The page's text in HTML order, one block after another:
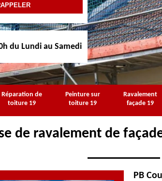
du Lundi au Samedi
Réparation de
toiture 19
Peinture sur
toiture 19
Ravalement
façade 19
de ravalement de
PB